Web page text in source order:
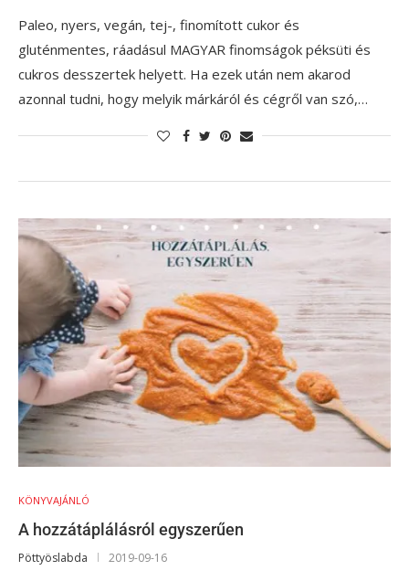
Paleo, nyers, vegán, tej-, finomított cukor és
gluténmentes, ráadásul MAGYAR finomságok péksüti és
cukros desszertek helyett. Ha ezek után nem akarod
azonnal tudni, hogy melyik márkáról és cégről van szó,…
KÖNYVAJÁNLÓ
A hozzátáplálásról egyszerűen
Pöttyöslabda 2019-09-16